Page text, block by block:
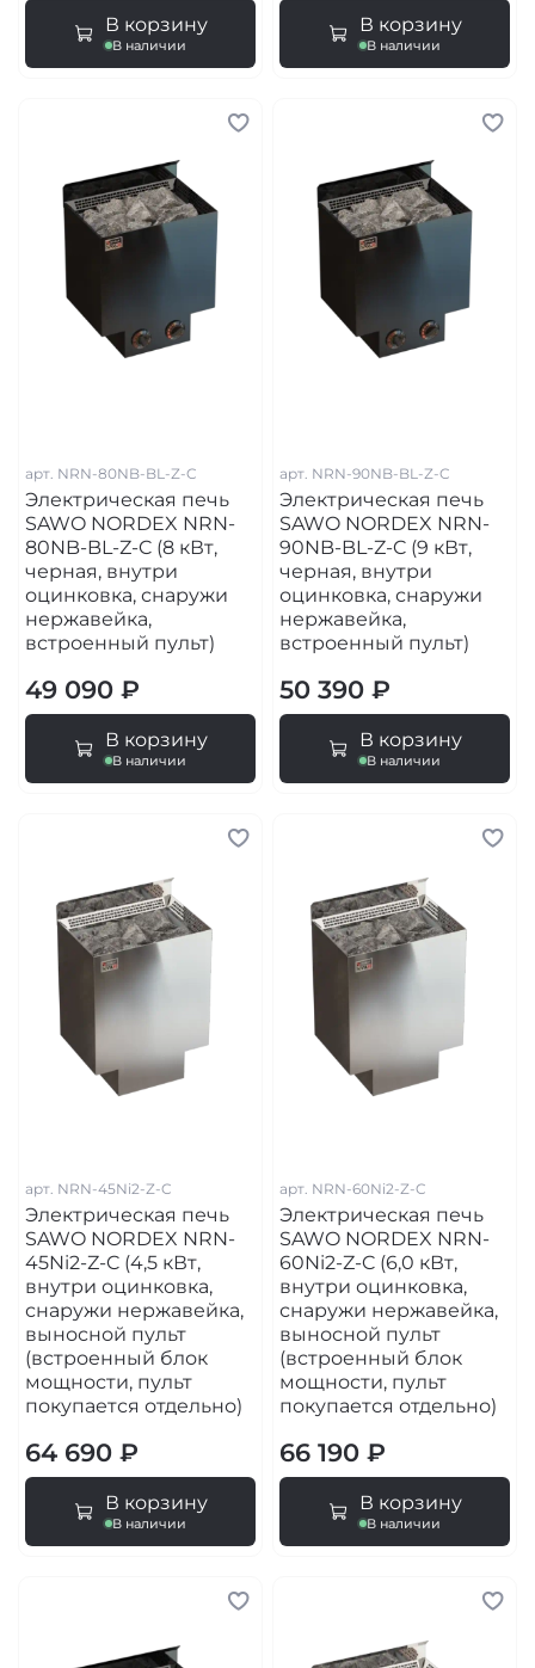
В корзину
В наличии
В корзину
В наличии
арт. NRN-80NB-BL-Z-C
Электрическая печь
SAWO NORDEX NRN-
80NB-BL-Z-C (8 кВт,
черная, внутри
оцинковка, снаружи
нержавейка,
встроенный пульт)
49 090 ₽
В корзину
В наличии
арт. NRN-90NB-BL-Z-C
Электрическая печь
SAWO NORDEX NRN-
90NB-BL-Z-C (9 кВт,
черная, внутри
оцинковка, снаружи
нержавейка,
встроенный пульт)
50 390 ₽
В корзину
В наличии
арт. NRN-45Ni2-Z-C
Электрическая печь
SAWO NORDEX NRN-
45Ni2-Z-C (4,5 кВт,
внутри оцинковка,
снаружи нержавейка,
выносной пульт
(встроенный блок
мощности, пульт
покупается отдельно)
64 690 ₽
В корзину
В наличии
арт. NRN-60Ni2-Z-C
Электрическая печь
SAWO NORDEX NRN-
60Ni2-Z-C (6,0 кВт,
внутри оцинковка,
снаружи нержавейка,
выносной пульт
(встроенный блок
мощности, пульт
покупается отдельно)
66 190 ₽
В корзину
В наличии